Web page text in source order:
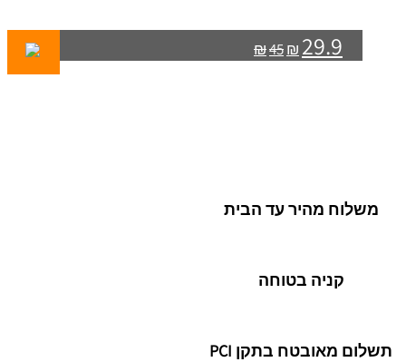
₪45₪ 29.9
משלוח מהיר עד הבית
קניה בטוחה
תשלום מאובטח בתקן PCI